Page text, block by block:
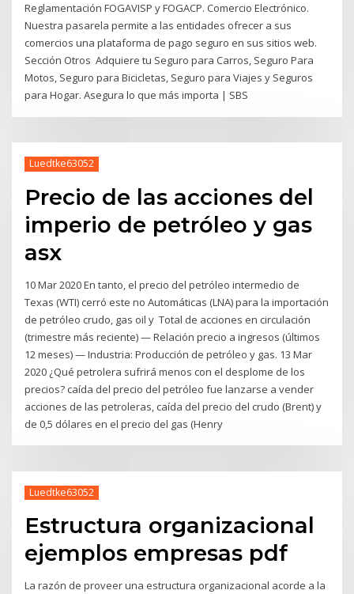
Reglamentación FOGAVISP y FOGACP. Comercio Electrónico.
Nuestra pasarela permite a las entidades ofrecer a sus
comercios una plataforma de pago seguro en sus sitios web.
Sección Otros Adquiere tu Seguro para Carros, Seguro Para
Motos, Seguro para Bicicletas, Seguro para Viajes y Seguros
para Hogar. Asegura lo que más importa | SBS
Luedtke63052
Precio de las acciones del
imperio de petróleo y gas
asx
10 Mar 2020 En tanto, el precio del petróleo intermedio de
Texas (WTI) cerró este no Automáticas (LNA) para la importación
de petróleo crudo, gas oil y Total de acciones en circulación
(trimestre más reciente) — Relación precio a ingresos (últimos
12 meses) — Industria: Producción de petróleo y gas. 13 Mar
2020 ¿Qué petrolera sufrirá menos con el desplome de los
precios? caída del precio del petróleo fue lanzarse a vender
acciones de las petroleras, caída del precio del crudo (Brent) y
de 0,5 dólares en el precio del gas (Henry
Luedtke63052
Estructura organizacional
ejemplos empresas pdf
La razón de proveer una estructura organizacional acorde a la